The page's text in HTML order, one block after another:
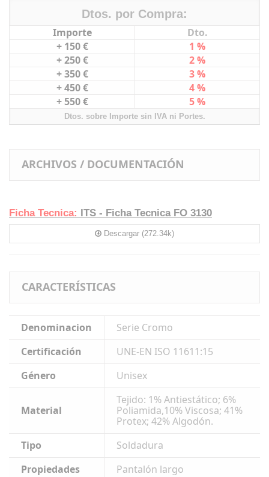
Dtos. por Compra:
Importe
Dto.
+ 150 €
1 %
+ 250 €
2 %
+ 350 €
3 %
+ 450 €
4 %
+ 550 €
5 %
Dtos. sobre Importe sin IVA ni Portes.
ARCHIVOS / DOCUMENTACIÓN
Ficha Tecnica: ITS - Ficha Tecnica FO 3130
Descargar (272.34k)
CARACTERÍSTICAS
Denominacion
Serie Cromo
Certificación
UNE-EN ISO 11611:15
Género
Unisex
Material
Tejido: 1% Antiestático; 6%
Poliamida,10% Viscosa; 41%
Protex; 42% Algodón.
Tipo
Soldadura
Propiedades
Pantalón largo